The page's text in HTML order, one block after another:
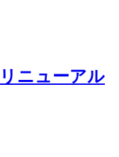
ニューアル